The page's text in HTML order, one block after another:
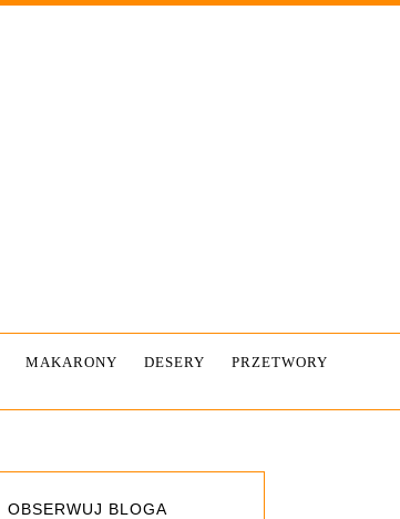
MAKARONY DESERY
PRZETWORY
OBSERWUJ BLOGA